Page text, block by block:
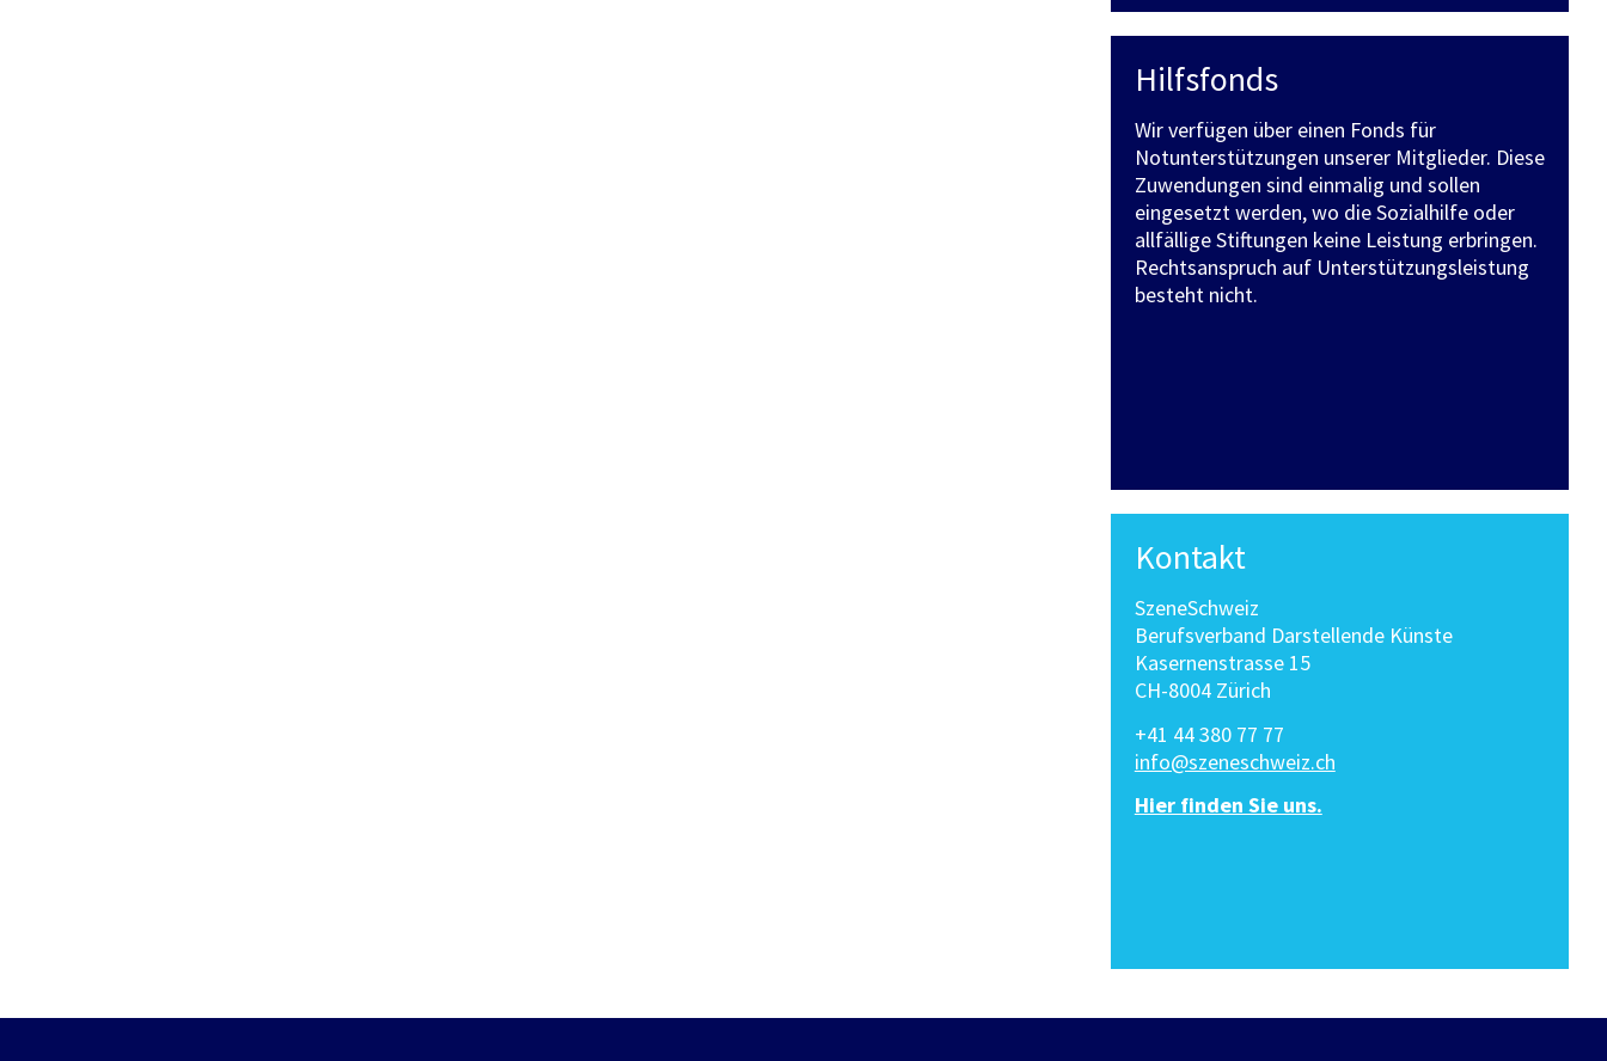
Hilfsfonds
Wir verfügen über einen Fonds für
Notunterstützungen unserer Mitglieder. Diese
Zuwendungen sind einmalig und sollen
eingesetzt werden, wo die Sozialhilfe oder
allfällige Stiftungen keine Leistung erbringen.
Rechtsanspruch auf Unterstützungsleistung
besteht nicht.
Kontakt
SzeneSchweiz
Berufsverband Darstellende Künste
Kasernenstrasse 15
CH-8004 Zürich
+41 44 380 77 77
info@szeneschweiz.ch
Hier finden Sie uns.